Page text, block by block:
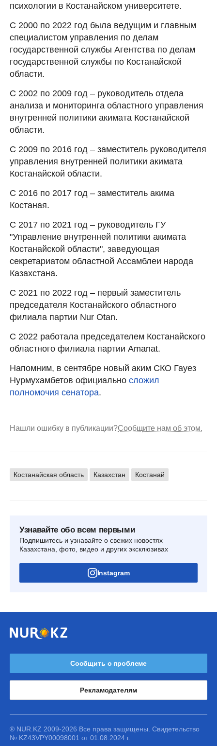
психологии в Костанайском университете.
С 2000 по 2022 год была ведущим и главным
специалистом управления по делам
государственной службы Агентства по делам
государственной службы по Костанайской
области.
С 2002 по 2009 год – руководитель отдела
анализа и мониторинга областного управления
внутренней политики акимата Костанайской
области.
С 2009 по 2016 год – заместитель руководителя
управления внутренней политики акимата
Костанайской области.
С 2016 по 2017 год – заместитель акима
Костаная.
С 2017 по 2021 год – руководитель ГУ
"Управление внутренней политики акимата
Костанайской области", заведующая
секретариатом областной Ассамблеи народа
Казахстана.
С 2021 по 2022 год – первый заместитель
председателя Костанайского областного
филиала партии Nur Otan.
С 2022 работала председателем Костанайского
областного филиала партии Amanat.
Напомним, в сентябре новый аким СКО Гауез
Нурмухамбетов официально сложил
полномочия сенатора.
Нашли ошибку в публикации?Сообщите нам об этом.
Костанайская область Казахстан Костанай
Узнавайте обо всем первыми
Подпишитесь и узнавайте о свежих новостях
Казахстана, фото, видео и других эксклюзивах
Instagram
Сообщить о проблеме
Рекламодателям
® NUR.KZ 2009-2026 Все права защищены. Свидетельство
№ KZ43VPY00098001 от 01.08.2024 г.